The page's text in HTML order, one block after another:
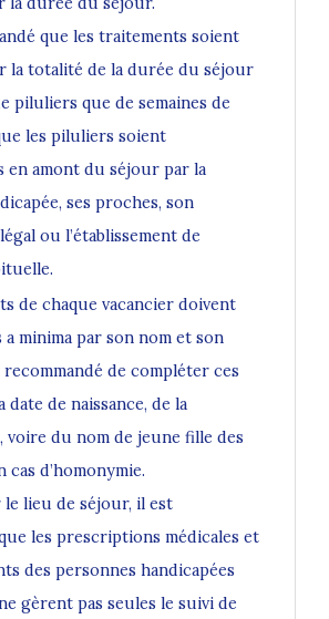
que les traitements soient
la totalité de la durée du séjour
piluliers que de semaines de
les piluliers soient
en amont du séjour par la
ses proches, son
ou l’établissement de
de chaque vacancier doivent
minima par son nom et son
de compléter ces
date de naissance, de la
voire du nom de jeune fille des
cas d’homonymie.
le lieu de séjour, il est
les prescriptions médicales et
des personnes handicapées
gèrent pas seules le suivi de